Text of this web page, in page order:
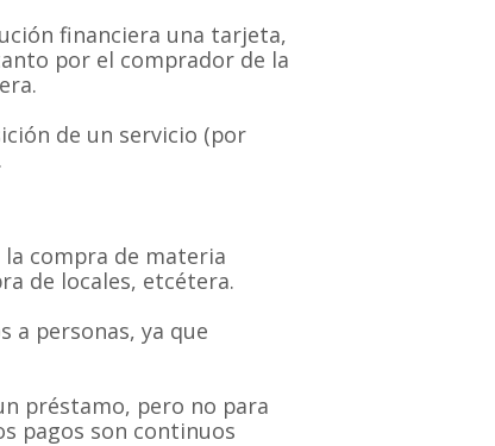
financiera una tarjeta,
por el comprador de la
de un servicio (por
compra de materia
de locales, etcétera.
a personas, ya que
préstamo, pero no para
pagos son continuos